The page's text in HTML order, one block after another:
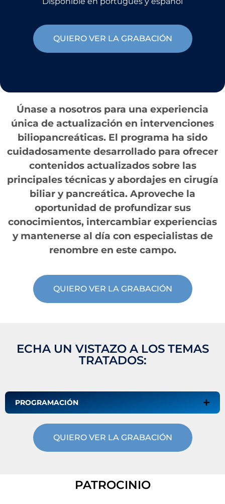
QUIERO VER LA GRABACIÓN
Únase a nosotros para una experiencia
única de actualización en intervenciones
biliopancreáticas. El programa ha sido
cuidadosamente desarrollado para ofrecer
contenidos actualizados sobre las
principales técnicas y abordajes en cirugía
biliar y pancreática. Aproveche la
oportunidad de profundizar sus
conocimientos, intercambiar experiencias
y mantenerse al día con especialistas de
renombre en este campo.
QUIERO VER LA GRABACIÓN
ECHA UN VISTAZO A LOS TEMAS
TRATADOS:
PROGRAMACIÓN
QUIERO VER LA GRABACIÓN
PATROCINIO